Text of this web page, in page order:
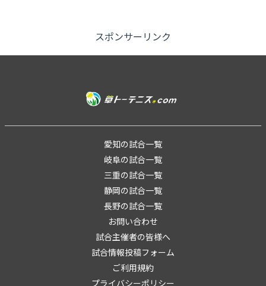
スポンサーリンク
愛知の試合一覧
岐阜の試合一覧
三重の試合一覧
静岡の試合一覧
長野の試合一覧
お問い合わせ
試合主催者の皆様へ
試合情報投稿フォーム
ご利用規約
プライバシーポリシー